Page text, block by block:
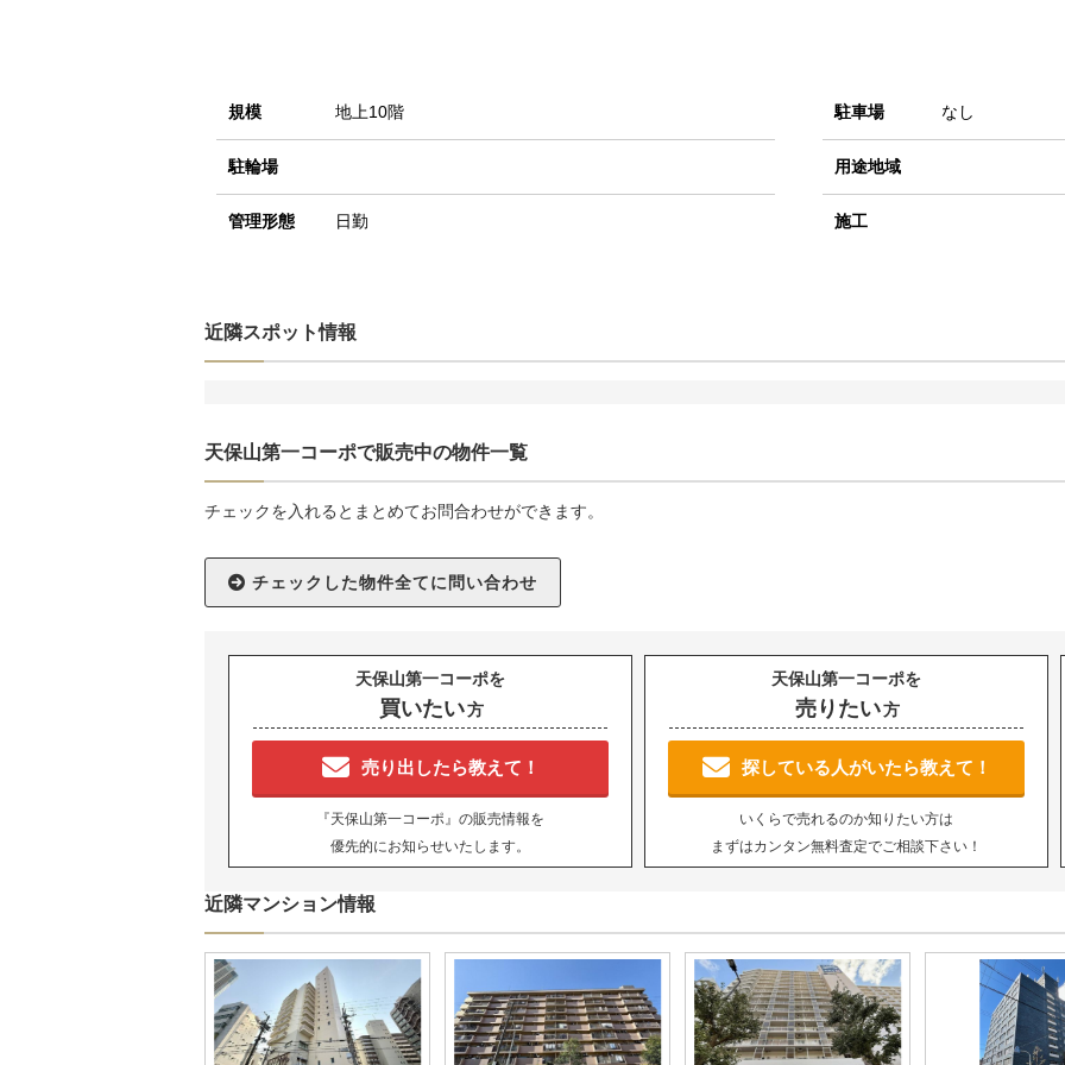
規模 地上10階
駐輪場
管理形態 日勤
駐車場 なし
用途地域
施工
近隣スポット情報
天保山第一コーポで販売中の物件一覧
チェックを入れるとまとめてお問合わせができます。
天保山第一コーポを
買いたい方
売り出したら教えて！
『天保山第一コーポ』の販売情報を
優先的にお知らせいたします。
天保山第一コーポを
売りたい方
探している人がいたら教えて！
いくらで売れるのか知りたい方は
まずはカンタン無料査定でご相談下さい！
近隣マンション情報